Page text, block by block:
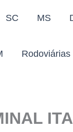
SC MS
Rodoviárias